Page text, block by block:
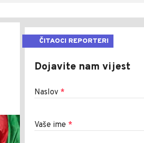
ČITAOCI REPORTERI
Dojavite nam vijest
Naslov *
Vaše ime *